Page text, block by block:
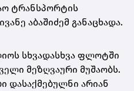
ტრანსპორტის
აბაშიძემ განაცხადა.
სხვადასხვა ფლოტში
მეზღვაური მუშაობს.
დასაქმებულნი არიან